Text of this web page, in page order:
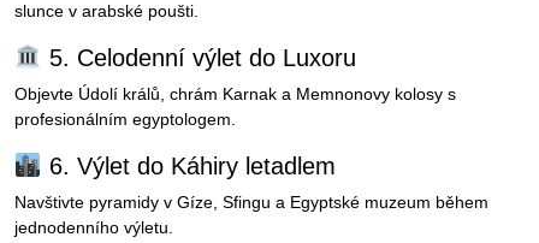
slunce v arabské poušti.
5. Celodenní výlet do Luxoru
Objevte Údolí králů, chrám Karnak a Memnonovy kolosy s
profesionálním egyptologem.
6. Výlet do Káhiry letadlem
Navštivte pyramidy v Gíze, Sfingu a Egyptské muzeum během
jednodenního výletu.